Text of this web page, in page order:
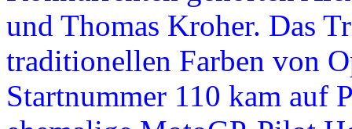
und Thomas Kroher. Das
traditionellen Farben von
Startnummer 110 kam auf